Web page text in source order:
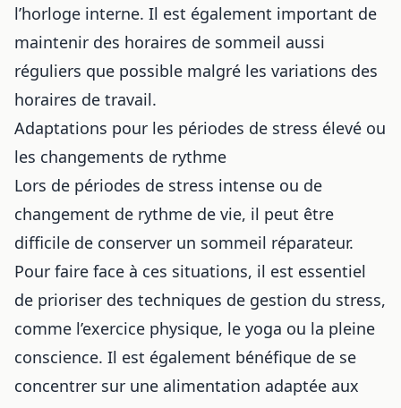
l’horloge interne. Il est également important de
maintenir des horaires de sommeil aussi
réguliers que possible malgré les variations des
horaires de travail.
Adaptations pour les périodes de stress élevé ou
les changements de rythme
Lors de périodes de stress intense ou de
changement de rythme de vie, il peut être
difficile de conserver un sommeil réparateur.
Pour faire face à ces situations, il est essentiel
de prioriser des techniques de gestion du stress,
comme l’exercice physique, le yoga ou la pleine
conscience. Il est également bénéfique de se
concentrer sur une alimentation adaptée aux